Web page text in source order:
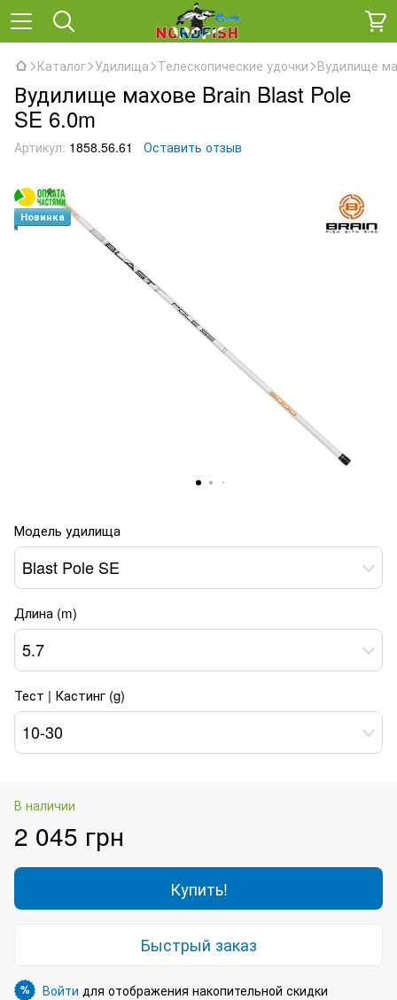
Каталог Удилища Телескопические удочки Вудилище
Вудилище махове Brain Blast Pole
SE 6.0m
Артикул: 1858.56.61 Оставить отзыв
Новинка
Модель удилища
Blast Pole SE
Длина (m)
5.7
Тест | Кастинг (g)
10-30
В наличии
2 045 грн
Купить!
Быстрый заказ
% Войти для отображения накопительной скидки